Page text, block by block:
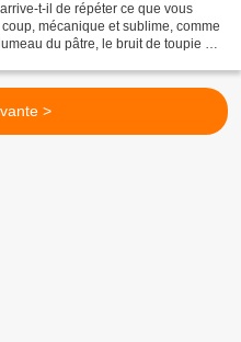
t-il de répéter ce que vous
mécanique et sublime, comme
du pâtre, le bruit de toupie du
>